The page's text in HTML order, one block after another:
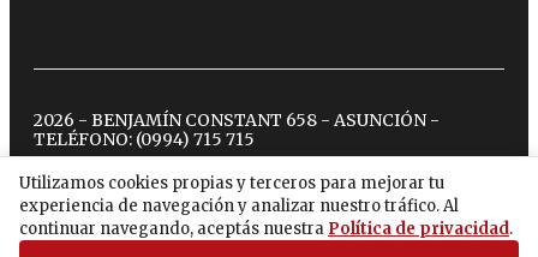
Utilizamos cookies propias y terceros para mejorar tu
experiencia de navegación y analizar nuestro tráfico. Al
continuar navegando, aceptás nuestra Política de privacidad.
2026 - BENJAMÍN CONSTANT 658 - ASUNCIÓN -
TELÉFONO: (0994) 715 715
twitterinstagram
facebook
tiktokyoutubespotify